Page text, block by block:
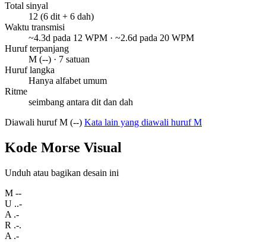
Total sinyal
12 (6 dit + 6 dah)
Waktu transmisi
~4.3d pada 12 WPM · ~2.6d pada 20 WPM
Huruf terpanjang
M (--) · 7 satuan
Huruf langka
Hanya alfabet umum
Ritme
seimbang antara dit dan dah
Diawali huruf M (--) Kata lain yang diawali huruf M
Kode Morse Visual
Unduh atau bagikan desain ini
M --
U ..-
A .-
R .-.
A .-